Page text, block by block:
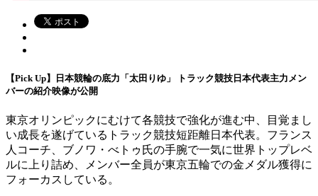
【Pick Up】日本競輪の底力「太田りゆ」 トラック競技日本代表主力メン
バーの紹介映像が公開
東京オリンピックにむけて各競技で強化が進む中、目覚まし
い成長を遂げているトラック競技短距離日本代表。フランス
人コーチ、ブノワ・べトゥ氏の手腕で一気に世界トップレベ
ルに上り詰め、メンバー全員が東京五輪での金メダル獲得に
フォーカスしている。